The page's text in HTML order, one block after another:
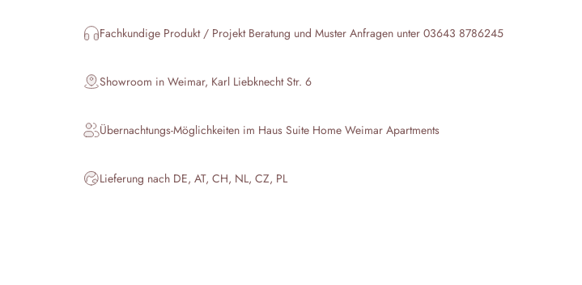
Fachkundige Produkt / Projekt Beratung und Muster Anfragen unter 03643 8786245
Showroom in Weimar, Karl Liebknecht Str. 6
Übernachtungs-Möglichkeiten im Haus Suite Home Weimar Apartments
Lieferung nach DE, AT, CH, NL, CZ, PL